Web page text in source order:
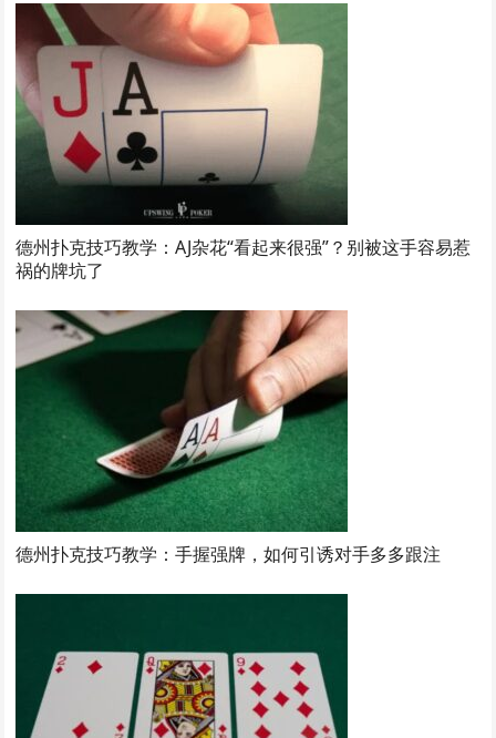
德州扑克技巧教学：AJ杂花“看起来很强”？别被这手容易惹
祸的牌坑了
德州扑克技巧教学：手握强牌，如何引诱对手多多跟注